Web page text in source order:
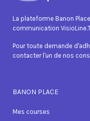
La plateforme Banon
communication
Pour toute demande
contacter l'un de nos
BANON PLACE
Mes courses